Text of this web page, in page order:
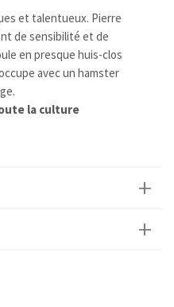
et talentueux. Pierre
de sensibilité et de
en presque huis-clos
avec un hamster
la culture